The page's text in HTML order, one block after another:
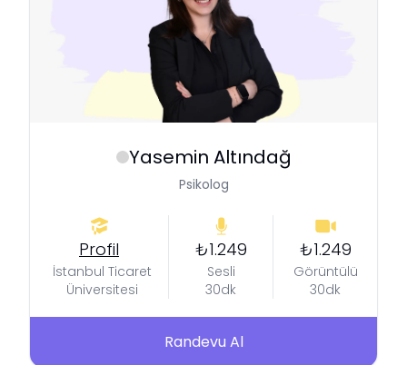
Yasemin Altındağ
Psikolog
Profil
İstanbul Ticaret
Üniversitesi
₺1.249
Sesli
30dk
₺1.249
Görüntülü
30dk
Randevu Al